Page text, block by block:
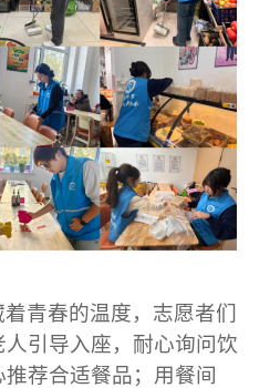
青春的温度，志愿者们
引导入座，耐心询问饮
荐合适餐品；用餐间